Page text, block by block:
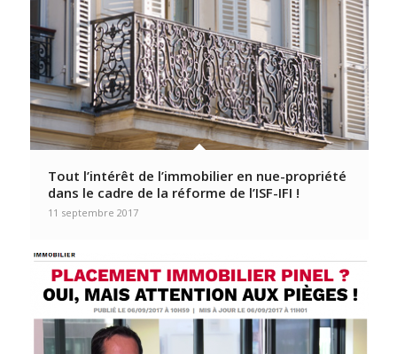
Tout l’intérêt de l’immobilier en nue-propriété
dans le cadre de la réforme de l’ISF-IFI !
11 septembre 2017